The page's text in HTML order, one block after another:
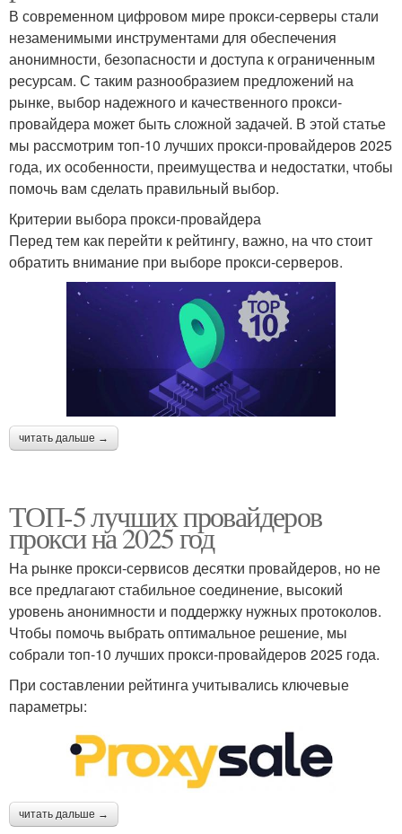
В современном цифровом мире прокси-серверы стали
незаменимыми инструментами для обеспечения
анонимности, безопасности и доступа к ограниченным
ресурсам. С таким разнообразием предложений на
рынке, выбор надежного и качественного прокси-
провайдера может быть сложной задачей. В этой статье
мы рассмотрим топ-10 лучших прокси-провайдеров 2025
года, их особенности, преимущества и недостатки, чтобы
помочь вам сделать правильный выбор.
Критерии выбора прокси-провайдера
Перед тем как перейти к рейтингу, важно, на что стоит
обратить внимание при выборе прокси-серверов.
читать дальше →
ТОП-5 лучших провайдеров
прокси на 2025 год
На рынке прокси-сервисов десятки провайдеров, но не
все предлагают стабильное соединение, высокий
уровень анонимности и поддержку нужных протоколов.
Чтобы помочь выбрать оптимальное решение, мы
собрали топ-10 лучших прокси-провайдеров 2025 года.
При составлении рейтинга учитывались ключевые
параметры:
читать дальше →